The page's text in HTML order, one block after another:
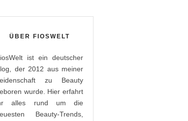
ÜBER FIOSWELT
ist ein deutscher
der 2012 aus meiner
zu Beauty
wurde. Hier erfahrt
alles rund um die
Beauty-Trends,